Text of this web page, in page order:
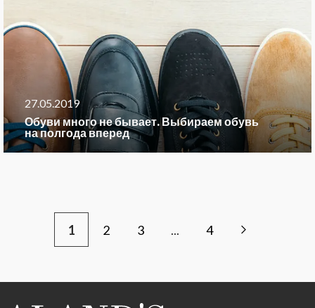
27.05.2019
Обуви много не бывает. Выбираем обувь
на полгода вперед
1 2 3 ... 4